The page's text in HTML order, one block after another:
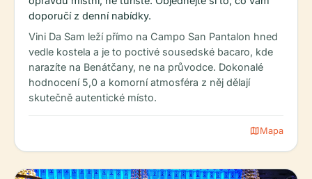
doporučí z denní nabídky.
Vini Da Sam leží přímo na Campo San Pantalon hned
vedle kostela a je to poctivé sousedské bacaro, kde
narazíte na Benátčany, ne na průvodce. Dokonalé
hodnocení 5,0 a komorní atmosféra z něj dělají
skutečně autentické místo.
mapMapa